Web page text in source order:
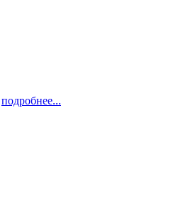
подробнее...